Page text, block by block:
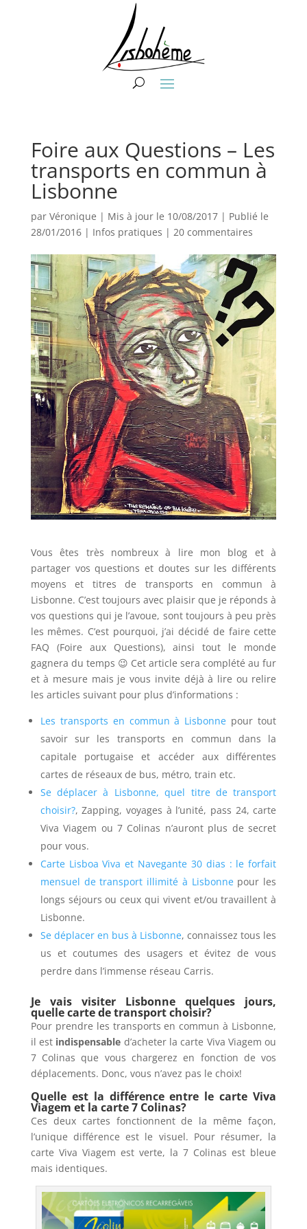
Foire aux Questions – Les
transports en commun à
Lisbonne
par Véronique | Mis à jour le 10/08/2017 | Publié le
28/01/2016| Infos pratiques | 20 commentaires
Vous êtes très nombreux à lire mon blog et à
partager vos questions et doutes sur les différents
moyens et titres de transports en commun à
Lisbonne. C’est toujours avec plaisir que je réponds à
vos questions qui je l’avoue, sont toujours à peu près
les mêmes. C’est pourquoi, j’ai décidé de faire cette
FAQ (Foire aux Questions), ainsi tout le monde
gagnera du temps 😉 Cet article sera complété au fur
et à mesure mais je vous invite déjà à lire ou relire
les articles suivant pour plus d’informations :
Les transports en commun à Lisbonne pour tout
savoir sur les transports en commun dans la
capitale portugaise et accéder aux différentes
cartes de réseaux de bus, métro, train etc.
Se déplacer à Lisbonne, quel titre de transport
choisir?, Zapping, voyages à l’unité, pass 24, carte
Viva Viagem ou 7 Colinas n’auront plus de secret
pour vous.
Carte Lisboa Viva et Navegante 30 dias : le forfait
mensuel de transport illimité à Lisbonnepour les
longs séjours ou ceux qui vivent et/ou travaillent à
Lisbonne.
Se déplacer en bus à Lisbonne, connaissez tous les
us et coutumes des usagers et évitez de vous
perdre dans l’immense réseau Carris.
Je vais visiter Lisbonne quelques jours,
quelle carte de transport choisir?
Pour prendre les transports en commun à Lisbonne,
il est indispensable d’acheter la carte Viva Viagem ou
7 Colinas que vous chargerez en fonction de vos
déplacements. Donc, vous n’avez pas le choix!
Quelle est la différence entre le carte Viva
Viagem et la carte 7 Colinas?
Ces deux cartes fonctionnent de la même façon,
l’unique différence est le visuel. Pour résumer, la
carte Viva Viagem est verte, la 7 Colinas est bleue
mais identiques.